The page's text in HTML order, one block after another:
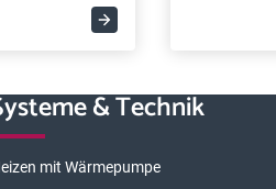
& Technik
mit Wärmepumpe